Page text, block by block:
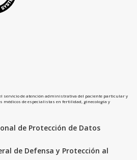
servicio de atención administrativa del paciente particular y
médicos de especialistas en fertilidad, ginecología y
de Protección de Datos
de Defensa y Protección al